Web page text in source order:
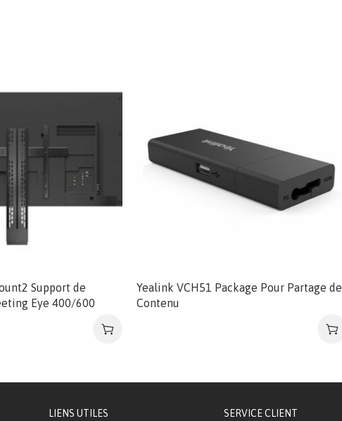
Support de
Eye 400/600
Yealink VCH51 Package Pour Partage de
Contenu
LIENS UTILES SERVICE CLIENT